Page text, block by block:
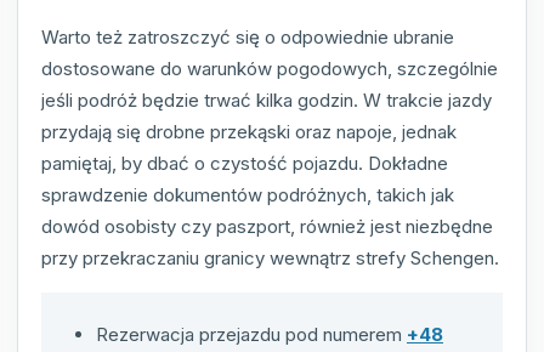
Warto też zatroszczyć się o odpowiednie ubranie
dostosowane do warunków pogodowych, szczególnie
jeśli podróż będzie trwać kilka godzin. W trakcie jazdy
przydają się drobne przekąski oraz napoje, jednak
pamiętaj, by dbać o czystość pojazdu. Dokładne
sprawdzenie dokumentów podróżnych, takich jak
dowód osobisty czy paszport, również jest niezbędne
przy przekraczaniu granicy wewnątrz strefy Schengen.
Rezerwacja przejazdu pod numerem +48